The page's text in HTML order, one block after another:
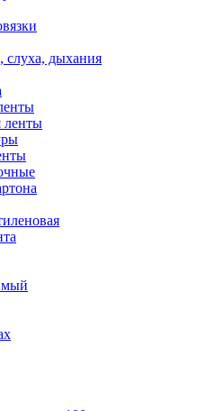
слуха, дыхания
ленты